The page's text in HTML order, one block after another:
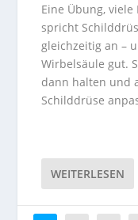
Eine Übung,
spricht
gleichzeitig an –
Wirbelsäule gut.
dann halten und
Schilddrüse
WEITERLESEN